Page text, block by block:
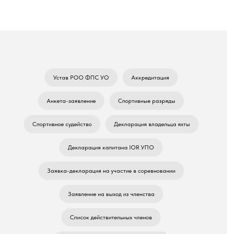
Устав РОО ФПС УО Аккредитация
Анкета-заявление Спортивные разряды
Спортивное судейство Декларация владельца яхты
Декларация капитана IOR УПО
Заявка-декларация на участие в соревновании
Заявление на выход из членства
Список действительных членов